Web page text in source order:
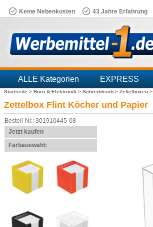
Keine Nebenkosten 43 Jahre Erfahrung
ALLE Kategorien EXPRESS
Branchen
Startseite > Büro & Elektronik > Schreibtisch > Zettelboxen >
Zettelbox Flint Köcher und Papier
Bestell-Nr.: 301910445-08
Jetzt kaufen
Farbauswahl: